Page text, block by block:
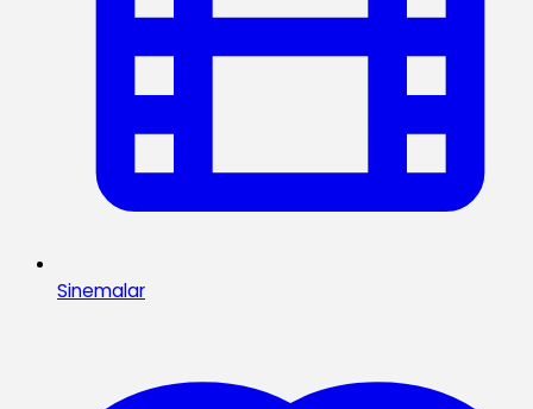
Sinemalar